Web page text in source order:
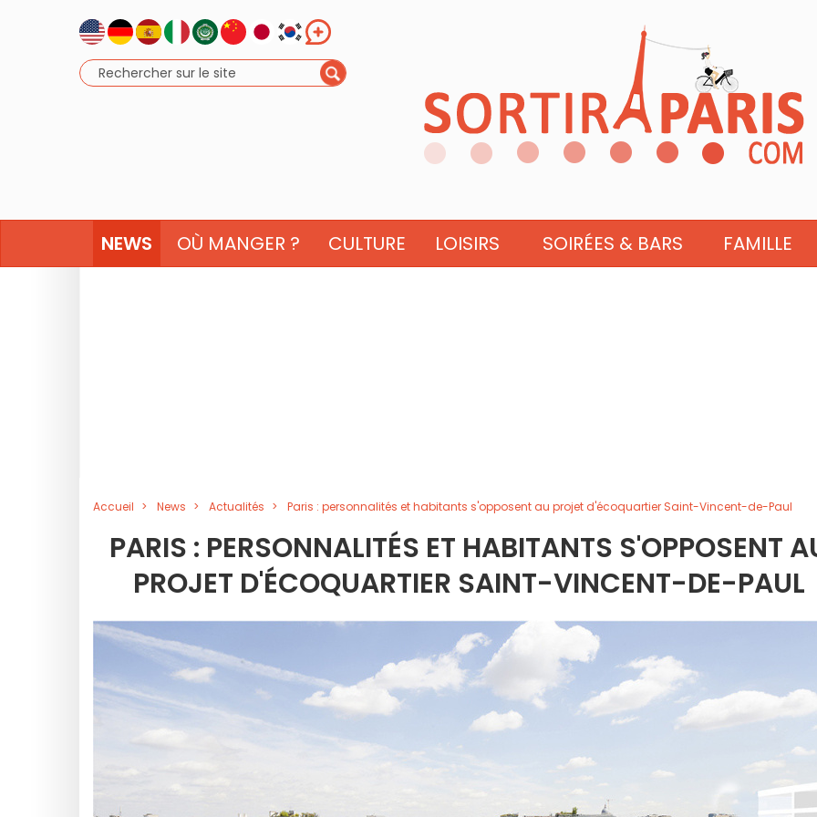
NEWS OÙ MANGER ? CULTURE LOISIRS SOIRÉES & BARS FAMILLE
Accueil News Actualités Paris : personnalités et habitants s'opposent au projet d'écoquartier Saint-Vincent-de-Paul
PARIS : PERSONNALITÉS ET HABITANTS S'OPPOSENT
PROJET D'ÉCOQUARTIER SAINT-VINCENT-DE-PAUL